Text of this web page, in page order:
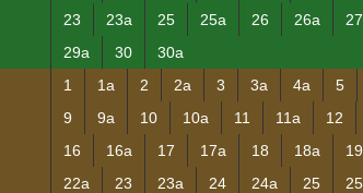
23
23a 25 25a 26 26a 27
29a
30
30a
1 1a 2 2a 3 3a 4a 5
9
9a 10 10a 11 11a 12
16
16a 17 17a 18 18a 19
22a
23 23a 24 24a 25